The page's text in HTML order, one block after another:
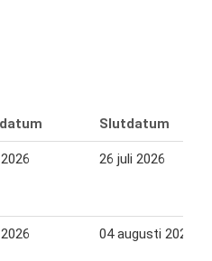
Slutdatum
26 juli 2026
04 augusti 2026